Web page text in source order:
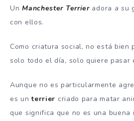
UnManchester Terrieradora a su
con ellos.
Como criatura social, no está bien
solo todo el día, solo quiere pasar
Aunque no es particularmente
es unterrier criado para matar
que significa que no es una buena